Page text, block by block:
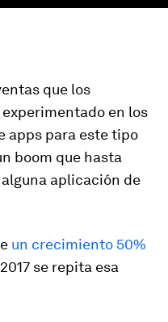
que los
en los
apps para este tipo
boom que hasta
aplicación de
un crecimiento 50%
se repita esa